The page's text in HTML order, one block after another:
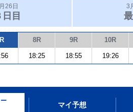
26日
日目
3
8R 9R 10R
18:25 18:55 19:26
マイ予想